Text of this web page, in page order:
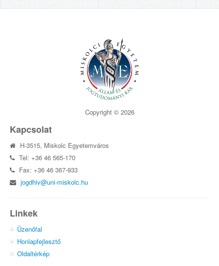
Copyright © 2026
Kapcsolat
H-3515, Miskolc Egyetemváros
Tel: +36 46 565-170
Fax: +36 46 367-933
jogdhiv@uni-miskolc.hu
Linkek
Üzenőfal
Honlapfejlesztő
Oldaltérkép